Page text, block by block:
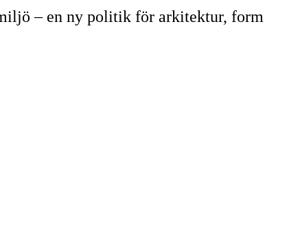
– en ny politik för arkitektur, form